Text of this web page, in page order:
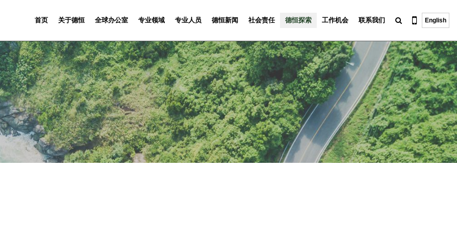
首页 关于德恒 全球办公室 专业领域 专业人员 德恒新闻 社会责任 德恒探索 工作机会 联系我们 English